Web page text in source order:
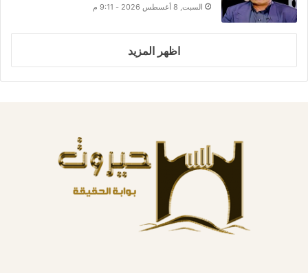
السبت, 8 أغسطس 2026 - 9:11 م
اظهر المزيد